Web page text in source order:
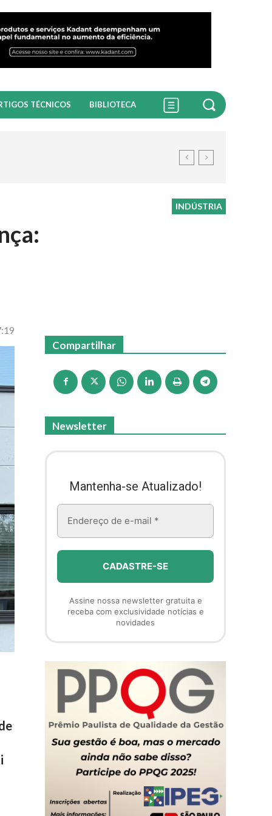
TÉCNICOS BIBLIOTECA
INDÚSTRIA
Compartilhar
Newsletter
Mantenha-se Atualizado!
Assine nossa newsletter gratuita e
receba com exclusividade notícias e
novidades